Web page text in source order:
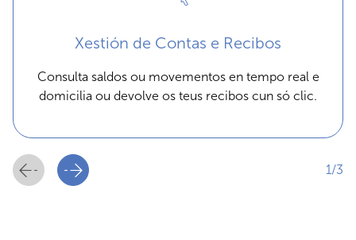
Xestión de Contas e Recibos
Consulta saldos ou movementos en tempo real e
domicilia ou devolve os teus recibos cun só clic.
1/3